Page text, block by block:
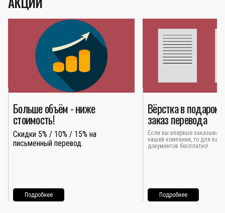
Больше объём - ниже
стоимость!
Скидки 5% / 10% / 15% на
письменный перевод.
Подробнее
Вёрстка в подарок
заказ перевода
Если вы впервые
нашей компании, то для вас
документов бесплатно!
Подробнее